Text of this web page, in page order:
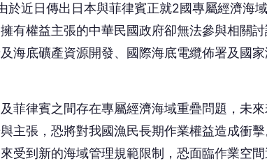
於近日傳出日本與菲律賓正就2國專屬經濟海
有權益主張的中華民國政府卻無法參與相關
海底礦產資源開發、國際海底電纜佈署及國
菲律賓之間存在專屬經濟海域重疊問題，未
主張，恐將對我國漁民長期作業權益造成衝
受到新的海域管理規範限制，恐面臨作業空